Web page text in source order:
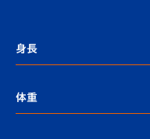
身長
体重